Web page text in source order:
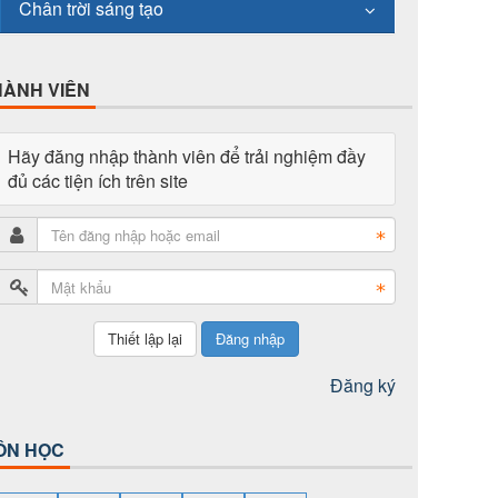
Chân trời sáng tạo
VIÊN
Hãy đăng nhập thành viên để trải nghiệm đầy
đủ các tiện ích trên site
Đăng nhập
Đăng ký
HỌC